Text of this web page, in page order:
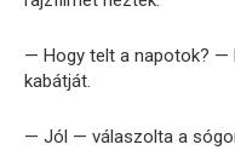
— Hogy telt a napotok? —
kabátját.
— Jól — válaszolta a